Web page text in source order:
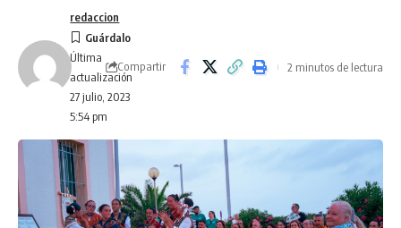
Última
actualización
27 julio, 2023
5:54 pm
redaccion
Compartir 2 minutos de lectura